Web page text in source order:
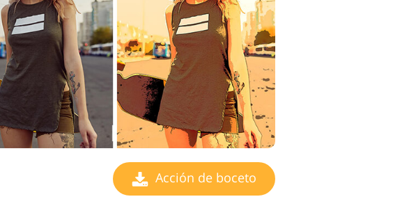
Acción de boceto